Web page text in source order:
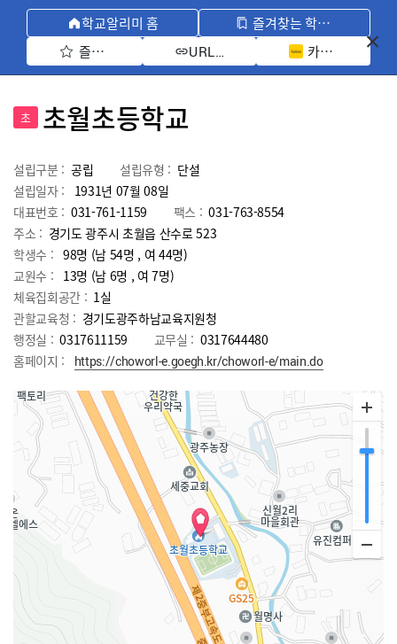
학교알리미 홈
즐겨찾는 학교 모아보기
즐겨찾기 선택
URL 복사 카카오톡 공유
초 초월초등학교
설립구분 : 공립 설립유형 : 단설
설립일자 :
1931년 07월 08일
대표번호 : 031-761-1159 팩스 : 031-763-8554
주소 : 경기도 광주시 초월읍 산수로 523
학생수 : 98명 (남 54명 , 여 44명)
교원수 : 13명 (남 6명 , 여7명)
체육집회공간 : 1실
관할교육청 : 경기도광주하남교육지원청
행정실 : 0317611159 교무실 : 0317644480
홈페이지 :
https://choworl-e.goegh.kr/choworl-e/main.do